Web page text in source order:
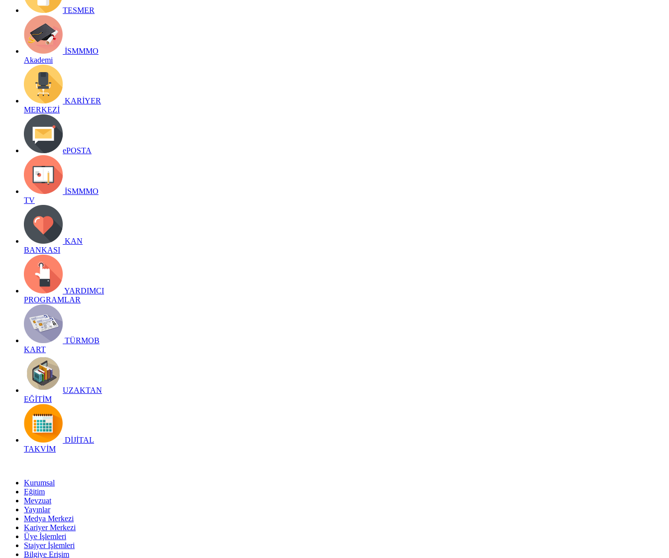
TESMER
İSMMMO
Akademi
KARİYER
MERKEZİ
ePOSTA
İSMMMO
TV
KAN
BANKASI
YARDIMCI
PROGRAMLAR
TÜRMOB
KART
UZAKTAN
EĞİTİM
DİJİTAL
TAKVİM
Kurumsal
Eğitim
Mevzuat
Yayınlar
Medya Merkezi
Kariyer Merkezi
Üye İşlemleri
Stajyer İşlemleri
Bilgiye Erişim